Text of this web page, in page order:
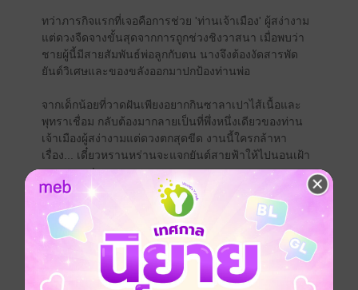
ทว่าภารกิจแรกที่เจอคือการช่วย 'ท่านเจ้าเมือง' ผู้สง่างาม
แต่ดวงจืดจางขั้นสุดจากการถูกช่วงชิงวาสนา เมื่อพบว่า
ชายผู้นี้มีสายสัมพันธ์พ่อลูกกับตน นางจึงต้องงัดสารพัด
ยันต์วิเศษและของขลังออกมาปกป้องท่านพ่อ
จากเด็กน้อยที่วาดฝันเพียงอยากกินซาลาเปาไส้เนื้อและ
พุทราเชื่อม กลับต้องมากลายเป็นที่พึ่งหนึ่งเดียวของท่าน
เจ้าเมืองผู้สง่างามแต่ดวงตกสุดขีด งานนี้ใครกล้าหา
เรื่อง... เดี๋ยวหรานหร่านจะแจกยันต์สายฟ้าให้ไปนอนเฝ้า
ยมบาลเอง!
ความแสบซ่าระดับปรมาจารย์ในร่างเด็กน้อย ที่มือหนึ่งถือ
ยันต์สั่งตาย อีกมือถือซาลาเปา... ใครกล้ารังแกท่านพ่อของ
นาง เตรียมตัวไปคุยกับรากมะม่วงได้เลย เพราะหรานห
ร่านคนนี้ 'ดุ' กว่าที่เห็น และ 'กิน' เก่งกว่าที่คิด! (บทที่ 361-
400)